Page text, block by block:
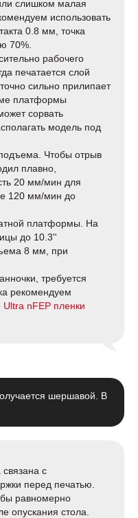
слишком малая
использовать
0.8 мм, точка
70%.
рабочего
печатается слой
сильно прилипает
платформы
сорвать
модель под
Чтобы отрыв
плавно,
20 мм/мин для
120 мм/мин до
платформы. На
до 10.3''
8 мм, при
требуется
рекомендуем
Ultra nFEP пленки
шершавой. В
с
перед печатью.
равномерно
опускания стола.